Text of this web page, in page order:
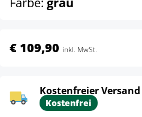
€ 109,90 inkl. MwSt.
Kostenfreier
Kostenfrei